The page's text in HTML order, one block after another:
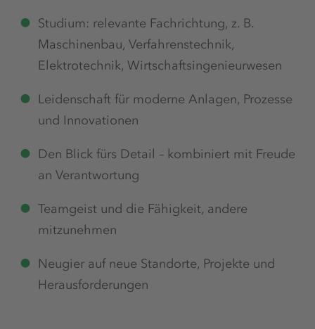
Studium: relevante Fachrichtung, z. B.
Maschinenbau, Verfahrenstechnik,
Elektrotechnik, Wirtschaftsingenieurwesen
Leidenschaft für moderne Anlagen, Prozesse
und Innovationen
Den Blick fürs Detail – kombiniert mit Freude
an Verantwortung
Teamgeist und die Fähigkeit, andere
mitzunehmen
Neugier auf neue Standorte, Projekte und
Herausforderungen